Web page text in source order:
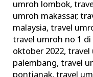
umroh lombok,
umroh makassar,
malaysia,travel
travel umroh no 1
oktober 2022,travel
palembang,travel